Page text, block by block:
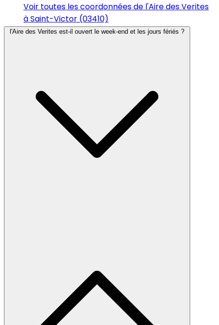
Voir toutes les coordonnées de l'Aire des Verites
à Saint-Victor (03410)
l'Aire des Verites est-il ouvert le week-end et les jours fériés ?